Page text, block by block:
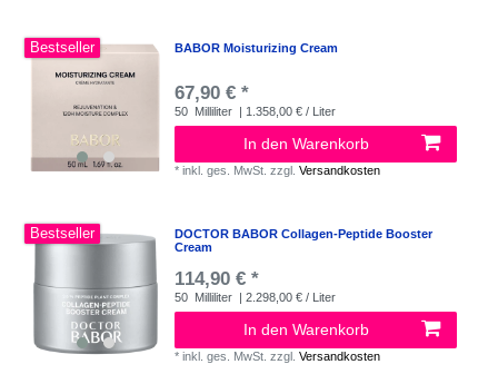
Bestseller BABOR Moisturizing Cream
67,90 € *
50 Milliliter | 1.358,00 € / Liter
In den Warenkorb
*inkl. ges. MwSt. zzgl.Versandkosten
Bestseller
DOCTOR BABOR Collagen-Peptide Booster
Cream
114,90 € *
50 Milliliter | 2.298,00 € / Liter
In den Warenkorb
*inkl. ges. MwSt. zzgl.Versandkosten